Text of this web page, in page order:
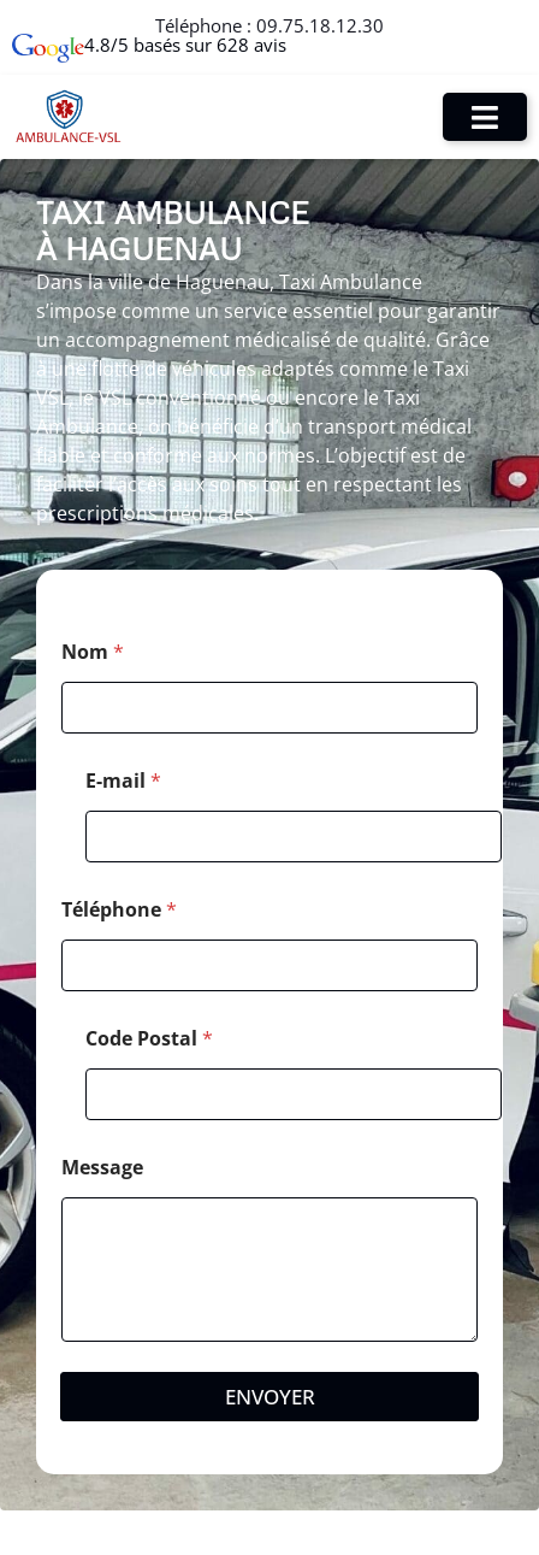
Téléphone : 09.75.18.12.30
4.8/5 basés sur 628 avis
TAXI AMBULANCE
À HAGUENAU
Dans la ville de Haguenau, Taxi Ambulance
s’impose comme un service essentiel pour garantir
un accompagnement médicalisé de qualité. Grâce
à une flotte de véhicules adaptés comme le Taxi
VSL, le VSL conventionné ou encore le Taxi
Ambulance, on bénéficie d’un transport médical
fiable et conforme aux normes. L’objectif est de
faciliter l’accès aux soins tout en respectant les
prescriptions médicales.
o
m
*
Nom *
E-mail *
Téléphone*
Code Postal *
Message
ENVOYER